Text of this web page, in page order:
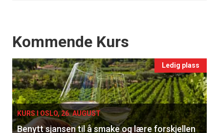
Events
Kommende Kurs
Ledig plass
KURS I OSLO, 26. AUGUST
Benytt sjansen til å smake og lære forskjellen